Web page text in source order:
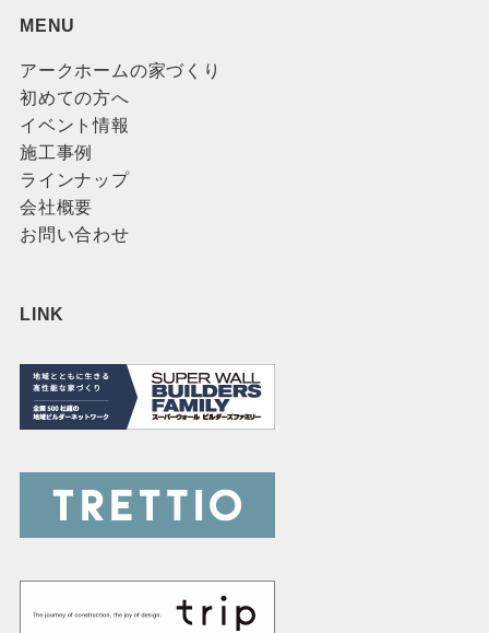
MENU
アークホームの家づくり
初めての方へ
イベント情報
施工事例
ラインナップ
会社概要
お問い合わせ
LINK